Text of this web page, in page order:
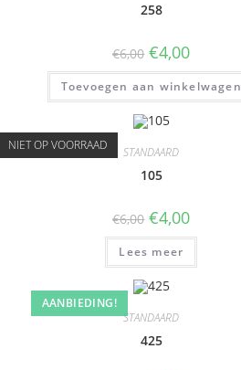
258
€6,00 €4,00
Toevoegen aan winkelwagen
NIET OP VOORRAAD STANDAARD
105
€6,00 €4,00
Lees meer
AANBIEDING!
STANDAARD
425